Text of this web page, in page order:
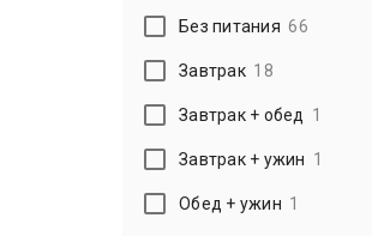
Без питания 66
Завтрак 18
Завтрак + обед 1
Завтрак + ужин 1
Обед + ужин 1